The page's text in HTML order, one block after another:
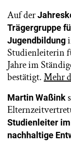
Auf der
Trägergruppe
Jugendbildung
Studienleiterin
Jahre im
bestätigt.Mehr
Martin Waßink
Studienleiter
nachhaltige